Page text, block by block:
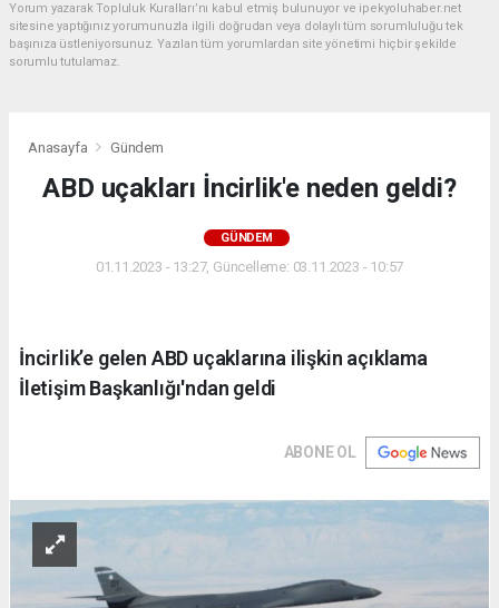
Yorum yazarak Topluluk Kuralları’nı kabul etmiş bulunuyor ve ipekyoluhaber.net
sitesine yaptığınız yorumunuzla ilgili doğrudan veya dolaylı tüm sorumluluğu tek
başınıza üstleniyorsunuz. Yazılan tüm yorumlardan site yönetimi hiçbir şekilde
sorumlu tutulamaz.
Anasayfa Gündem
ABD uçakları İncirlik'e neden geldi?
GÜNDEM
01.11.2023 - 13:27, Güncelleme: 03.11.2023 - 10:57
İncirlik’e gelen ABD uçaklarına ilişkin açıklama
İletişim Başkanlığı'ndan geldi
ABONE OL